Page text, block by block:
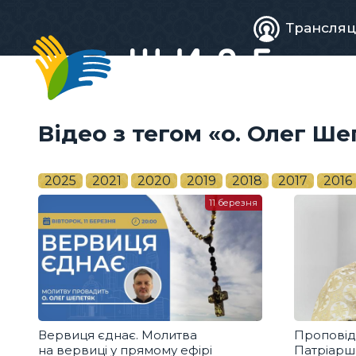
Живе
Відео з тегом «о. Олег
2025 2021 2020 2019 2018 2017 2016
Вервиця єднає. Молитва
на вервиці у прямому ефірі
11 березня